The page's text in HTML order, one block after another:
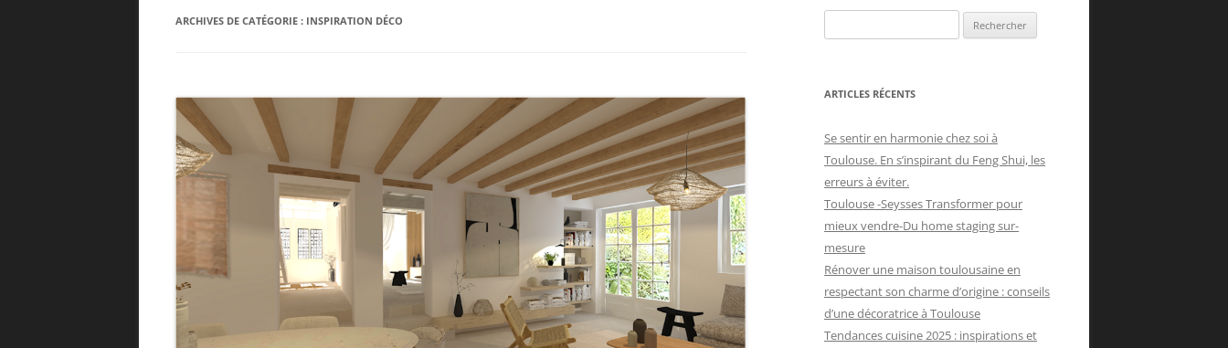
ARCHIVES DE CATÉGORIE : INSPIRATION DÉCO
ARTICLES RÉCENTS
Se sentir en harmonie chez soi à
Toulouse. En s’inspirant du Feng Shui, les
erreurs à éviter.
Toulouse -Seysses Transformer pour
mieux vendre-Du home staging sur-
mesure
Rénover une maison toulousaine en
respectant son charme d’origine : conseils
d’une décoratrice à Toulouse
Tendances cuisine 2025 : inspirations et